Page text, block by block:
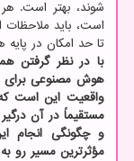
شوند، بهتر است.
است، باید ملاحظات
تا حد امکان در
با در نظر گرفتن
هوش مصنوعی برای
واقعیت این است
مستقیماً در آن
و چگونگی انجام
مؤثرترین مسیر رو